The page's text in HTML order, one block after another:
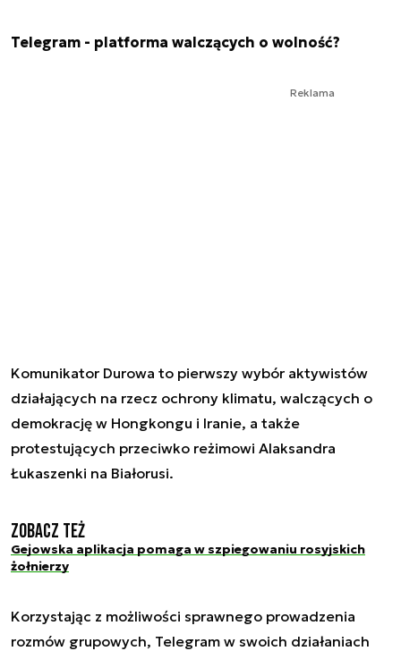
Telegram - platforma walczących o wolność?
Reklama
Komunikator Durowa to pierwszy wybór aktywistów
działających na rzecz ochrony klimatu, walczących o
demokrację w Hongkongu i Iranie, a także
protestujących przeciwko reżimowi Alaksandra
Łukaszenki na Białorusi.
Zobacz też
Gejowska aplikacja pomaga w szpiegowaniu rosyjskich
żołnierzy
Korzystając z możliwości sprawnego prowadzenia
rozmów grupowych, Telegram w swoich działaniach